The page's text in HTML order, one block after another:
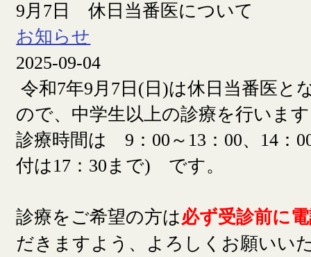
9月7日 休日当番医について
お知らせ
2025-09-04
令和7年9月7日(日)は休日当番医と
ので、中学生以上の診療を行います
診療時間は 9：00～13：00、14：
付は17：30まで) です。
診療をご希望の方は必ず受診前に
だきますよう、よろしくお願いい